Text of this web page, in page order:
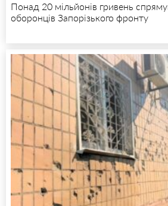
Понад 20 мільйонів гривень
оборонців Запорізького фронту